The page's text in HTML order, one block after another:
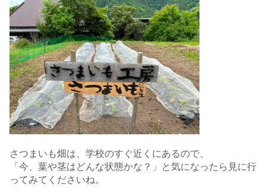
さつまいも畑は、学校のすぐ近くにあるので、
「今、葉や茎はどんな状態かな？」と気になったら見に行
ってみてくださいね。